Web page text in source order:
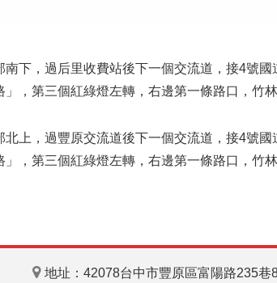
南下，過后里收費站後下一個交流道，接4號
」，第三個紅綠燈左轉，右邊第一條路口，竹
北上，過豐原交流道後下一個交流道，接4號
」，第三個紅綠燈左轉，右邊第一條路口，竹
地址：42078台中市豐原區富陽路235巷